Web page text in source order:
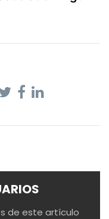
de este artículo